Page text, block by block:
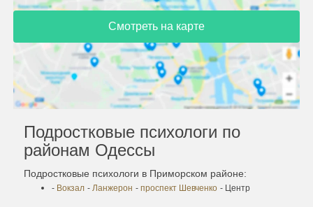
Смотреть на карте
Подростковые психологи по
районам Одессы
Подростковые психологи в Приморском районе:
- Вокзал - Ланжерон - проспект Шевченко - Центр